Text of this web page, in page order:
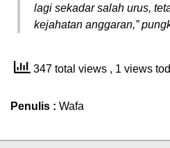
lagi sekadar salah urus,
kejahatan anggaran,”
347 total views , 1 views
Penulis : Wafa